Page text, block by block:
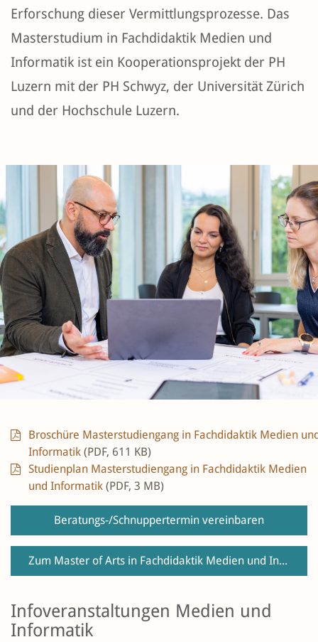
Erforschung dieser Vermittlungsprozesse. Das
Masterstudium in Fachdidaktik Medien und
Informatik ist ein Kooperationsprojekt der PH
Luzern mit der PH Schwyz, der Universität Zürich
und der Hochschule Luzern.
Broschüre Masterstudiengang in Fachdidaktik Medien
Informatik (PDF, 611 KB)
Studienplan Masterstudiengang in Fachdidaktik Medien
und Informatik (PDF, 3 MB)
Beratungs-/Schnuppertermin vereinbaren
Zum Master of Arts in Fachdidaktik Medien und Informatik
Infoveranstaltungen Medien und
Informatik